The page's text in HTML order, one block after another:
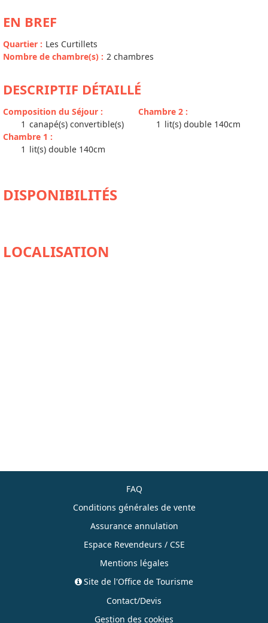
EN BREF
Quartier : Les Curtillets
Nombre de chambre(s) : 2 chambres
DESCRIPTIF DÉTAILLÉ
Composition du Séjour :
1 canapé(s) convertible(s)
Chambre 1 :
1 lit(s) double 140cm
Chambre 2 :
1 lit(s) double 140cm
DISPONIBILITÉS
FAQ
Conditions générales de vente
Assurance annulation
Espace Revendeurs / CSE
Mentions légales
Site de l'Office de Tourisme
Contact/Devis
Gestion des cookies